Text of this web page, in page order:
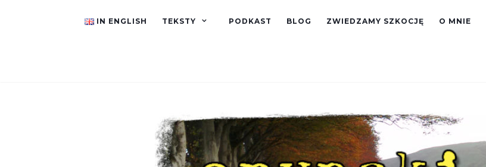
IN ENGLISH TEKSTY PODKAST BLOG ZWIEDZAMY SZKOCJĘ O MNIE